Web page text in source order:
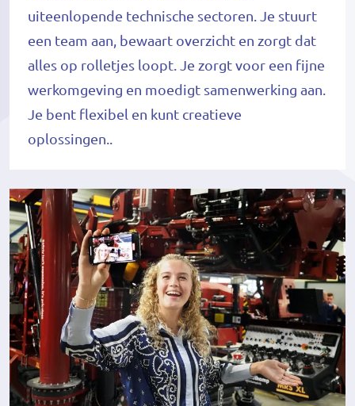
uiteenlopende technische sectoren. Je stuurt
een team aan, bewaart overzicht en zorgt dat
alles op rolletjes loopt. Je zorgt voor een fijne
werkomgeving en moedigt samenwerking aan.
Je bent flexibel en kunt creatieve
oplossingen..